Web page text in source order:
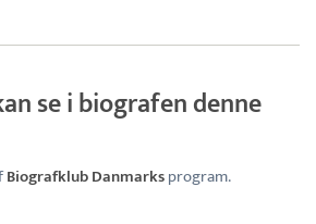
se i biografen denne
Biografklub Danmarksprogram.